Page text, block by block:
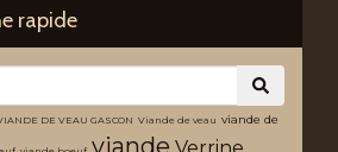
rapide
DE VEAU GASCON Viande de veau viande de
viande